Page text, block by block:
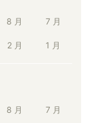
8 月 7 月
2 月 1 月
8 月 7 月